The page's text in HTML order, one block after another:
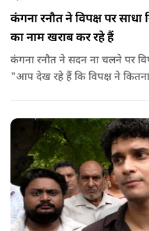
कंगना रनौत ने विपक्ष पर
का नाम खराब कर रहे हैं
कंगना रनौत ने सदन ना चलने पर
"आप देख रहे हैं कि विपक्ष ने
देश के सामने साफ हो रही है. और जब